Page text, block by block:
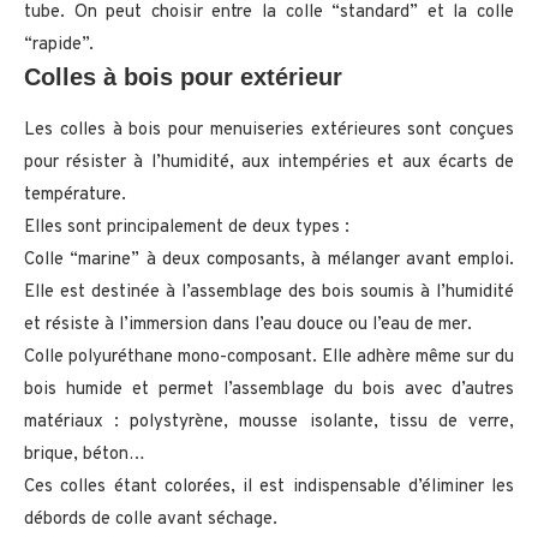
tube. On peut choisir entre la colle “standard” et la colle
“rapide”.
Colles à bois pour extérieur
Les colles à bois pour menuiseries extérieures sont conçues
pour résister à l’humidité, aux intempéries et aux écarts de
température.
Elles sont principalement de deux types :
Colle “marine” à deux composants, à mélanger avant emploi.
Elle est destinée à l’assemblage des bois soumis à l’humidité
et résiste à l’immersion dans l’eau douce ou l’eau de mer.
Colle polyuréthane mono-composant. Elle adhère même sur du
bois humide et permet l’assemblage du bois avec d’autres
matériaux : polystyrène, mousse isolante, tissu de verre,
brique, béton…
Ces colles étant colorées, il est indispensable d’éliminer les
débords de colle avant séchage.